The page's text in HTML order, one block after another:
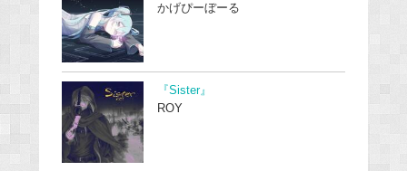
かげぴーぼーる
『Sister』
ROY